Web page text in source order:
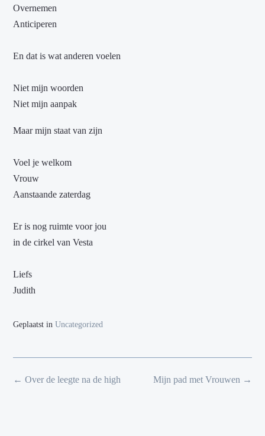
Overnemen
Anticiperen
En dat is wat anderen voelen
Niet mijn woorden
Niet mijn aanpak
Maar mijn staat van zijn
Voel je welkom
Vrouw
Aanstaande zaterdag
Er is nog ruimte voor jou
in de cirkel van Vesta
Liefs
Judith
Geplaatst in Uncategorized
Bericht
Mijn pad met Vrouwen →
← Over de leegte na de high